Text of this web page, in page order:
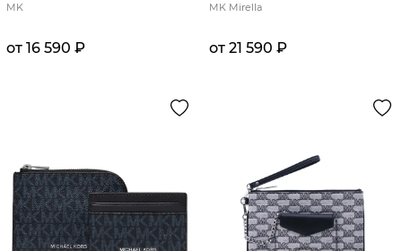
MK
от 16 590 ₽
MK Mirella
от 21 590 ₽